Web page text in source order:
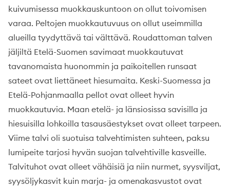
kuivumisessa muokkauskuntoon on ollut toivomisen
varaa. Peltojen muokkautuvuus on ollut useimmilla
alueilla tyydyttävä tai välttävä. Roudattoman talven
jäljiltä Etelä-Suomen savimaat muokkautuvat
tavanomaista huonommin ja paikoitellen runsaat
sateet ovat liettäneet hiesumaita. Keski-Suomessa ja
Etelä-Pohjanmaalla pellot ovat olleet hyvin
muokkautuvia. Maan etelä- ja länsiosissa savisilla ja
hiesuisilla lohkoilla tasausäestykset ovat olleet tarpeen.
Viime talvi oli suotuisa talvehtimisten suhteen, paksu
lumipeite tarjosi hyvän suojan talvehtiville kasveille.
Talvituhot ovat olleet vähäisiä ja niin nurmet, syysviljat,
syysöljykasvit kuin marja- ja omenakasvustot ovat